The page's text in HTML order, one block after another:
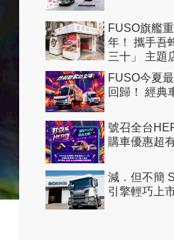
FUSO旗艦
年！ 攜手吾
三十」 主題
FUSO今夏
回歸！ 經典
號召全台
購車優惠超
減．但不簡
引擎輕巧上